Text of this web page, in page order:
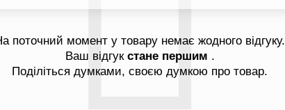
поточний момент у товару немає жодного відгуку.
Ваш відгук стане першим .
Поділіться думками, своєю думкою про товар.